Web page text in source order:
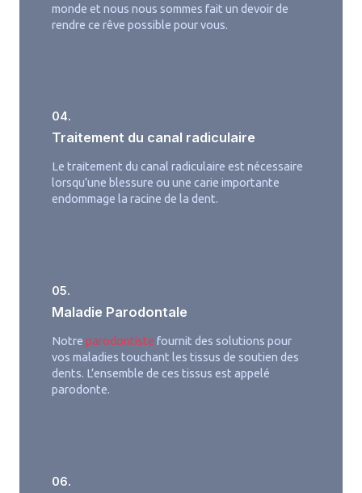
monde et nous nous sommes fait un devoir de
rendre ce rêve possible pour vous.
04.
Traitement du canal radiculaire
Le traitement du canal radiculaire est nécessaire
lorsqu’une blessure ou une carie importante
endommage la racine de la dent.
05.
Maladie Parodontale
Notre parodontiste fournit des solutions pour
vos maladies touchant les tissus de soutien des
dents. L’ensemble de ces tissus est appelé
parodonte.
06.